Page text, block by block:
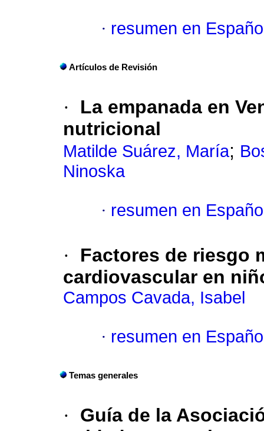
· resumen en
Artículos de Revisión
·
La empanada en
nutricional
Matilde Suárez, María;
Ninoska
· resumen en
·
Factores de riesgo
cardiovascular en
Campos Cavada, Isabel
· resumen en
Temas generales
·
Guía de la